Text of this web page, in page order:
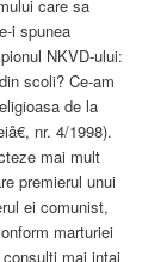
care sa
i spunea
NKVD-ului:
scoli? Ce-am
de la
nr. 4/1998).
mai mult
premierul unui
ei comunist,
marturiei
mai intai